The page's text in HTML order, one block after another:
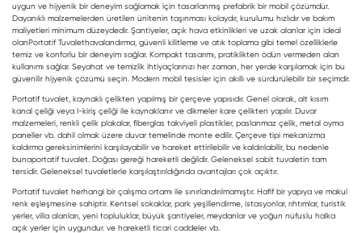
uygun ve hijyenik bir deneyim sağlamak için tasarlanmış prefabrik bir mobil çözümdür.
Dayanıklı malzemelerden üretilen ünitenin taşınması kolaydır, kurulumu hızlıdır ve bakım
maliyetleri minimum düzeydedir. Şantiyeler, açık hava etkinlikleri ve uzak alanlar için ideal
olanPortatif Tuvalethavalandırma, güvenli kilitleme ve atık toplama gibi temel özelliklerle
temiz ve konforlu bir deneyim sağlar. Kompakt tasarımı, pratiklikten ödün vermeden alan
kullanımı sağlar. Seyahat ve temizlik ihtiyaçlarınızı her zaman, her yerde karşılamak için bu
güvenilir hijyenik çözümü seçin. Modern mobil tesisler için akıllı ve sürdürülebilir bir seçimdir.
Portatif tuvalet, kaynaklı çelikten yapılmış bir çerçeve yapısıdır. Genel olarak, alt kısım
kanal çeliği veya I-kiriş çeliği ile kaynaklanır ve dikmeler kare çelikten yapılır. Duvar
malzemeleri, renkli çelik plakalar, fiberglas takviyeli plastikler, paslanmaz çelik, metal oyma
paneller vb. dahil olmak üzere duvar temelinde monte edilir. Çerçeve tipi mekanizma
kaldırma gereksinimlerini karşılayabilir ve hareket ettirilebilir ve kaldırılabilir, bu nedenle
bunaportatif tuvalet . Doğası gereği hareketli değildir. Geleneksel sabit tuvaletin tam
tersidir. Geleneksel tuvaletlerle karşılaştırıldığında avantajları çok açıktır.
Portatif tuvalet herhangi bir çalışma ortamı ile sınırlandırılmamıştır. Hafif bir yapıya ve makul
renk eşleşmesine sahiptir. Kentsel sokaklar, park yeşillendirme, istasyonlar, rıhtımlar, turistik
yerler, villa alanları, yeni topluluklar, büyük şantiyeler, meydanlar ve yoğun nüfuslu halka
açık yerler için uygundur. ve hareketli ticari caddeler vb.